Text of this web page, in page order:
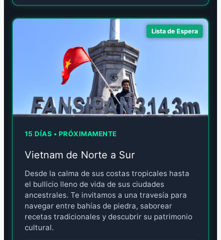
Lista de Espera
15 DÍAS • PRÓXIMAMENTE
Vietnam de Norte a Sur
Desde la calma de sus costas tropicales hasta
el bullicio lleno de vida de sus ciudades
ancestrales. Te invitamos a una travesía para
navegar entre bahías de piedra, saborear
recetas tradicionales y descubrir su patrimonio
cultural.